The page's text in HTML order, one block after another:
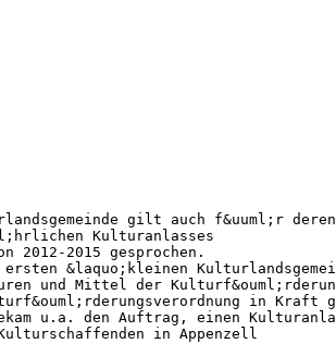
gilt auch f&uuml;r
Kulturanlasses
2015 gesprochen.
&laquo;kleinen
und Mittel der
in Kraft
u.a. den Auftrag, einen
in Appenzell